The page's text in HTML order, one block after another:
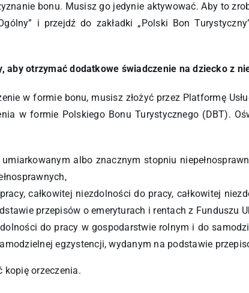
bonu. Musisz go jedynie aktywować. Aby to
i przejdź do zakładki „Polski Bon
aby otrzymać dodatkowe świadczenie na dziecko z
w formie bonu, musisz złożyć przez Platformę
w formie Polskiego Bonu Turystycznego (DBT).
umiarkowanym albo znacznym stopniu
całkowitej niezdolności do pracy, całkowitej
przepisów o emeryturach i rentach z Funduszu
do pracy w gospodarstwie rolnym i do
egzystencji, wydanym na podstawie
kopię orzeczenia.